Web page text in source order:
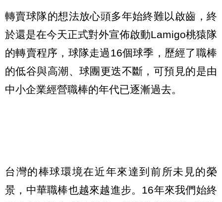
轉賣球隊的想法放心頭多年始終難以啟齒，終
於還是在今天正式對外宣佈啟動Lamigo桃猿隊
的轉賣程序，球隊走過16個球季，歷經了職棒
的低谷與高潮、球團更迭不斷，可預見的是由
中小企業經營職棒的年代已逐漸過去。
台灣的棒球環境在近年來達到前所未見的榮
景，中華職棒也越來越進步。16年來我們始終